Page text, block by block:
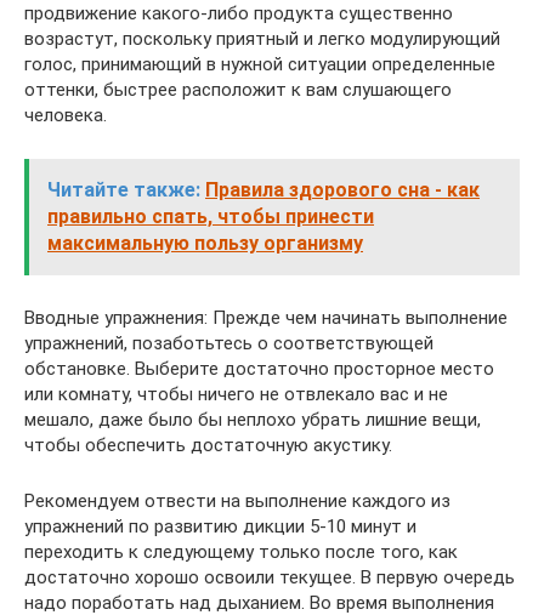
продвижение какого-либо продукта существенно
возрастут, поскольку приятный и легко модулирующий
голос, принимающий в нужной ситуации определенные
оттенки, быстрее расположит к вам слушающего
человека.
Читайте также: Правила здорового сна - как
правильно спать, чтобы принести
максимальную пользу организму
Вводные упражнения: Прежде чем начинать выполнение
упражнений, позаботьтесь о соответствующей
обстановке. Выберите достаточно просторное место
или комнату, чтобы ничего не отвлекало вас и не
мешало, даже было бы неплохо убрать лишние вещи,
чтобы обеспечить достаточную акустику.
Рекомендуем отвести на выполнение каждого из
упражнений по развитию дикции 5-10 минут и
переходить к следующему только после того, как
достаточно хорошо освоили текущее. В первую очередь
надо поработать над дыханием. Во время выполнения